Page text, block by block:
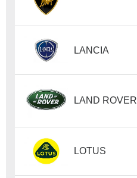
LANCIA
LAND ROVER
LOTUS